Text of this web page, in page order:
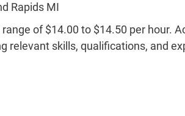
Rapids MI
of $14.00 to $14.50 per hour.
relevant skills, qualifications, and